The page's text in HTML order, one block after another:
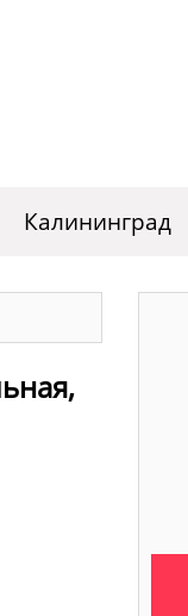
Калининград